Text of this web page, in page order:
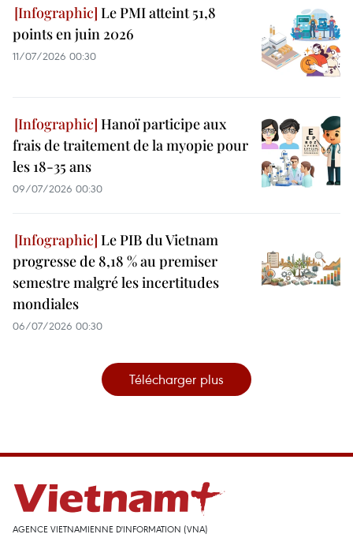
Le PMI atteint 51,8
points en juin 2026
11/07/2026 00:30
Hanoï participe aux
frais de traitement de la myopie pour
les 18-35 ans
09/07/2026 00:30
Le PIB du Vietnam
progresse de 8,18 % au premiser
semestre malgré les incertitudes
mondiales
06/07/2026 00:30
Télécharger plus
AGENCE VIETNAMIENNE D'INFORMATION (VNA)